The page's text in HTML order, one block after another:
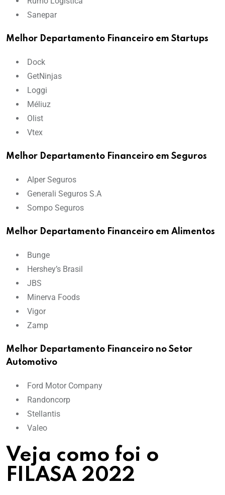
Sanepar
Melhor Departamento Financeiro em Startups
Dock
GetNinjas
Loggi
Méliuz
Olist
Vtex
Melhor Departamento Financeiro em Seguros
Alper Seguros
Generali Seguros S.A
Sompo Seguros
Melhor Departamento Financeiro em Alimentos
Bunge
Hershey’s Brasil
JBS
Minerva Foods
Vigor
Zamp
Melhor Departamento Financeiro no Setor
Automotivo
Ford Motor Company
Randoncorp
Stellantis
Valeo
Veja como foi o
FILASA 2022